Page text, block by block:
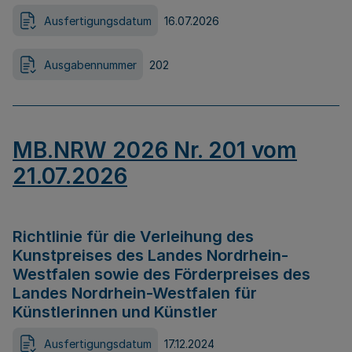
Ausfertigungsdatum 16.07.2026
Ausgabennummer 202
MB.NRW 2026 Nr. 201 vom
21.07.2026
Richtlinie für die Verleihung des
Kunstpreises des Landes Nordrhein-
Westfalen sowie des Förderpreises des
Landes Nordrhein-Westfalen für
Künstlerinnen und Künstler
Ausfertigungsdatum 17.12.2024